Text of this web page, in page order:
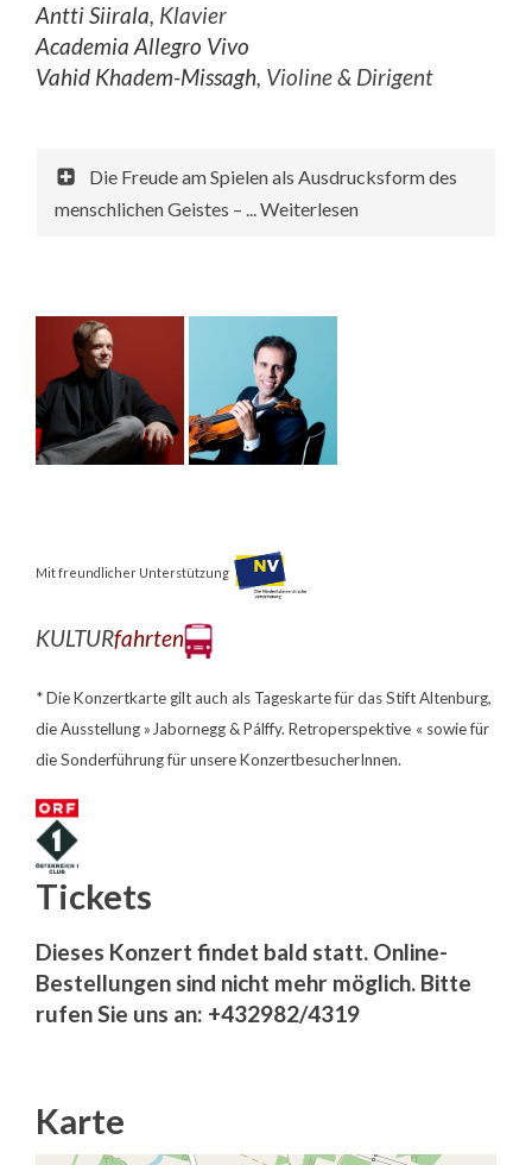
Antti Siirala, Klavier
Academia Allegro Vivo
Vahid Khadem-Missagh, Violine & Dirigent
Die Freude am Spielen als Ausdrucksform des
menschlichen Geistes – ... Weiterlesen
Mit freundlicher Unterstützung
KULTURfahrten
* Die Konzertkarte gilt auch als Tageskarte für das Stift Altenburg,
die Ausstellung » Jabornegg & Pálffy. Retroperspektive « sowie für
die Sonderführung für unsere KonzertbesucherInnen.
Tickets
Dieses Konzert findet bald statt. Online-
Bestellungen sind nicht mehr möglich. Bitte
rufen Sie uns an: +432982/4319
Karte